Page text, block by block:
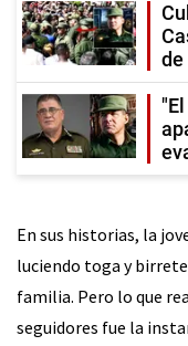
de
En sus historias, la
luciendo toga y
familia. Pero lo que
seguidores fue la